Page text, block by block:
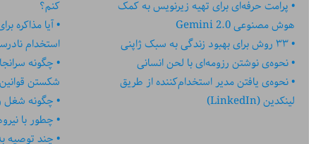
پرامت حرفه‌ای برای تهیه زیرنویس به کمک
هوش مصنوعی Gemini 2.0
۳۳ روش برای بهبود زندگی به سبک ژاپنی
نحوه‌ی نوشتن رزومه‌ای با لحن انسانی
نحوه‌ی یافتن مدیر استخدام‌کننده از طریق
لینکدین (LinkedIn)
کنم؟
آیا مذاکره
استخدام
چگونه
شکستن قوانین
چگونه شغل
چطور با
چند توصیه